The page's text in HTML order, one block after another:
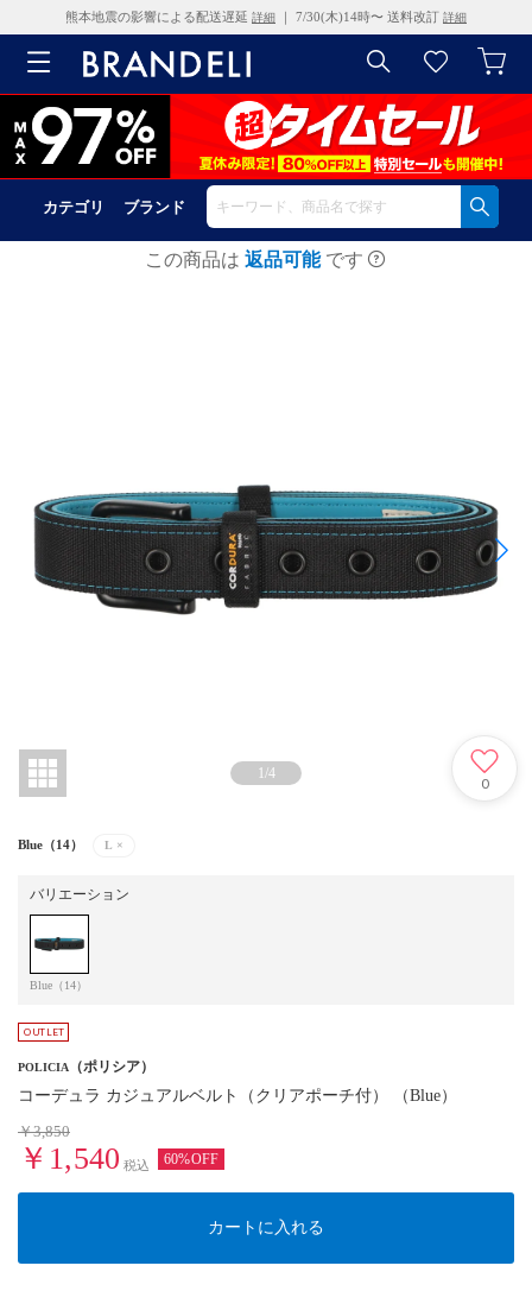
熊本地震の影響による配送遅延 詳細 ｜ 7/30(木)14時〜 送料改訂 詳細
カテゴリ ブランド
この商品は 返品可能 です
1/4
0
Blue（14） L ×
バリエーション
Blue（14）
POLICIA （ポリシア）
コーデュラ カジュアルベルト（クリアポーチ付） （Blue）
￥3,850
￥1,540 税込 60%OFF
カートに入れる